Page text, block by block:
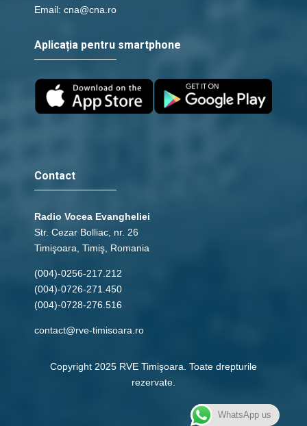
Email: cna@cna.ro
Aplicația pentru smartphone
Contact
Radio Vocea Evangheliei
Str. Cezar Bolliac, nr. 26
Timişoara, Timiş, Romania
(004)-0256-217.212
(004)-0726-271.450
(004)-0728-276.516
contact@rve-timisoara.ro
Copyright 2025 RVE Timişoara. Toate drepturile
rezervate.
WhatsApp us